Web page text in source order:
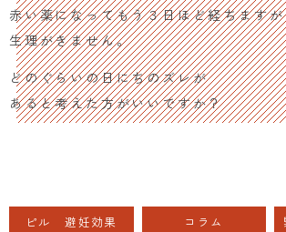
赤い薬になってもう３日ほど経ちますが
生理がきません。
どのぐらいの日にちのズレが
あると考えた方がいいですか？
ピル 避妊効果 コラム